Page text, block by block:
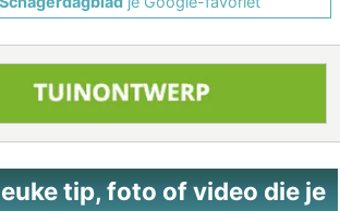
tip, foto of video die je